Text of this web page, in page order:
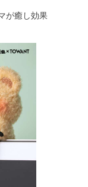
が癒し効果